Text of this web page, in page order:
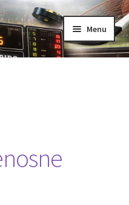
Menu